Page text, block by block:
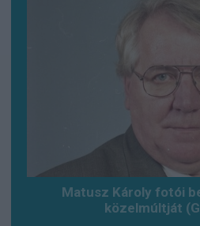
Matusz Károly fotói
közelmúltját